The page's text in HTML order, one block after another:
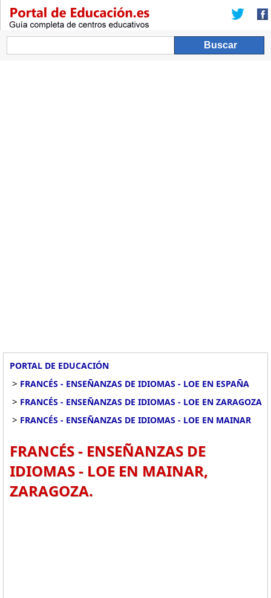
PORTAL DE EDUCACIÓN
> FRANCÉS - ENSEÑANZAS DE IDIOMAS - LOE EN ESPAÑA
> FRANCÉS - ENSEÑANZAS DE IDIOMAS - LOE EN ZARAGOZA
> FRANCÉS - ENSEÑANZAS DE IDIOMAS - LOE EN MAINAR
FRANCÉS - ENSEÑANZAS DE
IDIOMAS - LOE EN MAINAR,
ZARAGOZA.